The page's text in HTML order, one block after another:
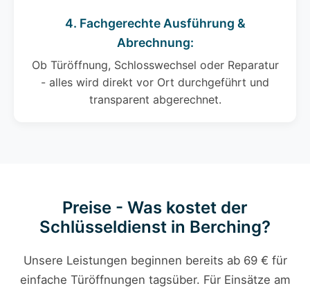
4. Fachgerechte Ausführung &
Abrechnung:
Ob Türöffnung, Schlosswechsel oder Reparatur
- alles wird direkt vor Ort durchgeführt und
transparent abgerechnet.
Preise - Was kostet der
Schlüsseldienst in Berching?
Unsere Leistungen beginnen bereits ab 69 € für
einfache Türöffnungen tagsüber. Für Einsätze am